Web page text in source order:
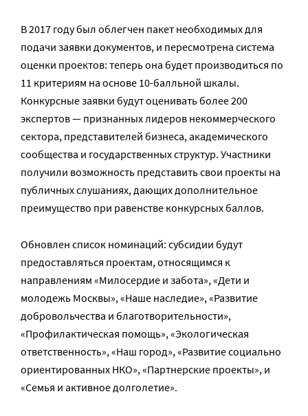
В 2017 году был облегчен пакет необходимых для
подачи заявки документов, и пересмотрена система
оценки проектов: теперь она будет производиться по
11 критериям на основе 10-балльной шкалы.
Конкурсные заявки будут оценивать более 200
экспертов — признанных лидеров некоммерческого
сектора, представителей бизнеса, академического
сообщества и государственных структур. Участники
получили возможность представить свои проекты на
публичных слушаниях, дающих дополнительное
преимущество при равенстве конкурсных баллов.
Обновлен список номинаций: субсидии будут
предоставляться проектам, относящимся к
направлениям «Милосердие и забота», «Дети и
молодежь Москвы», «Наше наследие», «Развитие
добровольчества и благотворительности»,
«Профилактическая помощь», «Экологическая
ответственность», «Наш город», «Развитие социально
ориентированных НКО», «Партнерские проекты», и
«Семья и активное долголетие».